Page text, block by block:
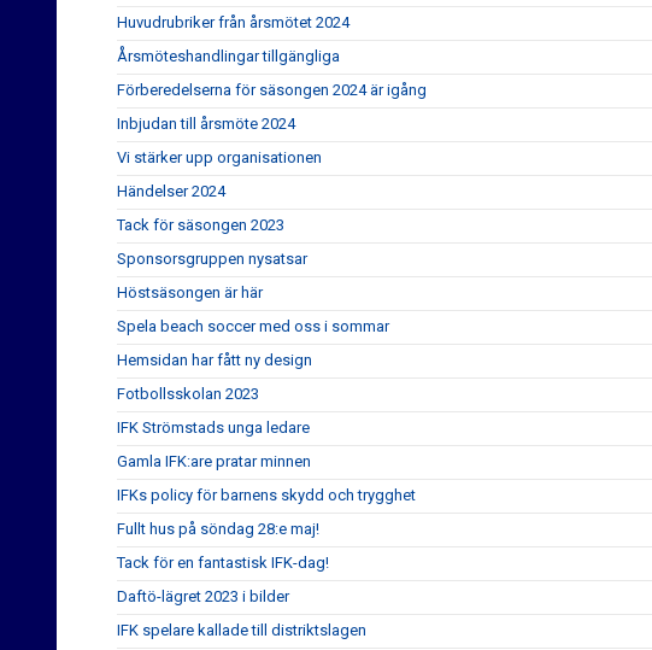
Huvudrubriker från årsmötet 2024
Årsmöteshandlingar tillgängliga
Förberedelserna för säsongen 2024 är igång
Inbjudan till årsmöte 2024
Vi stärker upp organisationen
Händelser 2024
Tack för säsongen 2023
Sponsorsgruppen nysatsar
Höstsäsongen är här
Spela beach soccer med oss i sommar
Hemsidan har fått ny design
Fotbollsskolan 2023
IFK Strömstads unga ledare
Gamla IFK:are pratar minnen
IFKs policy för barnens skydd och trygghet
Fullt hus på söndag 28:e maj!
Tack för en fantastisk IFK-dag!
Daftö-lägret 2023 i bilder
IFK spelare kallade till distriktslagen